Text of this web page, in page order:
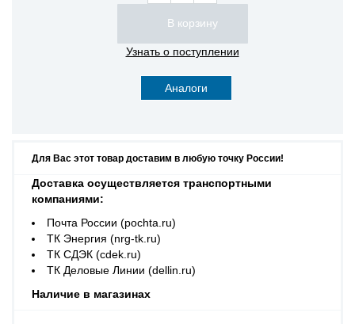
Узнать о поступлении
Аналоги
Для Вас этот товар доставим в любую точку России!
Доставка осуществляется транспортными
компаниями:
Почта России (pochta.ru)
ТК Энергия (nrg-tk.ru)
ТК СДЭК (cdek.ru)
ТК Деловые Линии (dellin.ru)
Наличие в магазинах